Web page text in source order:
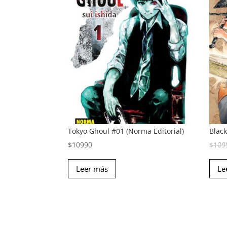
Tokyo Ghoul #01 (Norma Editorial)
$10990
Leer más
$